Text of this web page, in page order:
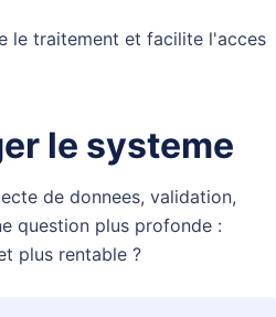
le traitement et facilite l'acces
le systeme
de donnees, validation,
question plus profonde :
plus rentable ?